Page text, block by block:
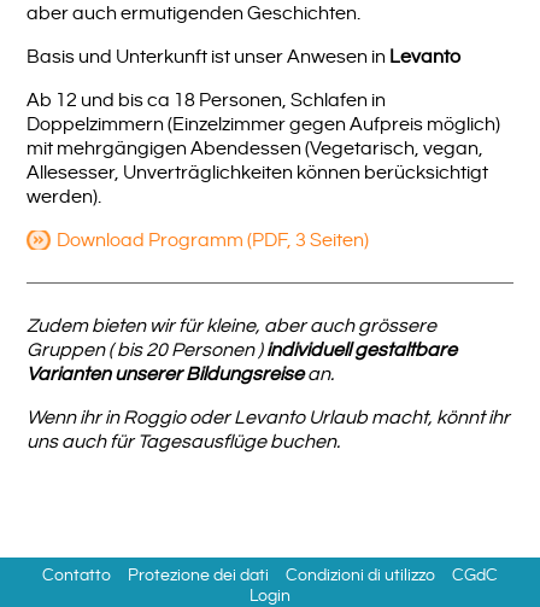
aber auch ermutigenden Geschichten.
Basis und Unterkunft ist unser Anwesen in Levanto
Ab 12 und bis ca 18 Personen, Schlafen in
Doppelzimmern (Einzelzimmer gegen Aufpreis möglich)
mit mehrgängigen Abendessen (Vegetarisch, vegan,
Allesesser, Unverträglichkeiten können berücksichtigt
werden).
Download Programm (PDF, 3 Seiten)
Zudem bieten wir für kleine, aber auch grössere
Gruppen ( bis 20 Personen )individuell gestaltbare
Varianten unserer Bildungsreisean.
Wenn ihr in Roggio oder Levanto Urlaub macht, könnt ihr
uns auch für Tagesausflüge buchen.
Contatto Protezione dei dati Condizioni di utilizzo
CGdC
Login